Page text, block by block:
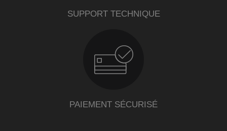
SUPPORT TECHNIQUE
PAIEMENT SÉCURISÉ